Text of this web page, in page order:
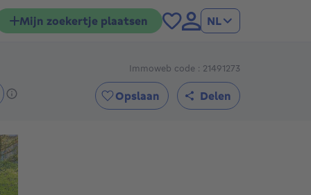
Mijn zoekertje plaatsen NL
Immoweb code : 21491273
Opslaan Delen